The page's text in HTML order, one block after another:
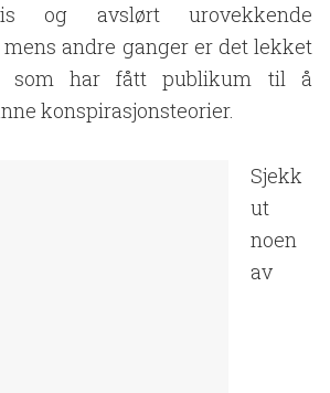
og avslørt urovekkende
andre ganger er det lekket
som har fått publikum til å
konspirasjonsteorier.
Sjekk
ut
noen
av